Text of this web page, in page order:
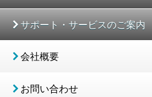
サポート・サービスのご案内
会社概要
お問い合わせ